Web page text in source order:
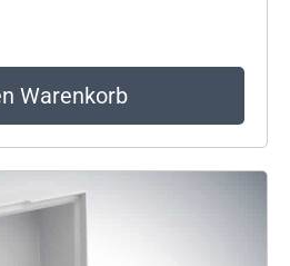
Warenkorb